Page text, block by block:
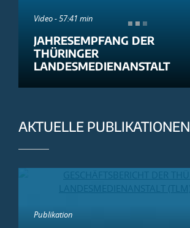
Video - 57:41 min
JAHRESEMPFANG DER
THÜRINGER
LANDESMEDIENANSTALT
AKTUELLE PUBLIKATIONEN
Publikation